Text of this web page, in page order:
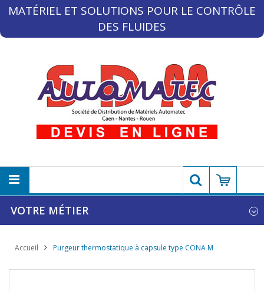
MATÉRIEL ET SOLUTIONS POUR LE CONTRÔLE
DES FLUIDES
VOTRE MÉTIER
Accueil Purgeur thermostatique à capsule type CONA M